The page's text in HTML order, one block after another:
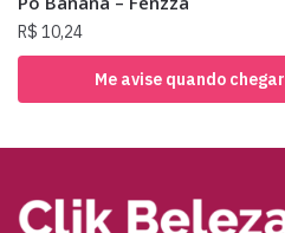
R$ 10,24
Me avise quando chegar